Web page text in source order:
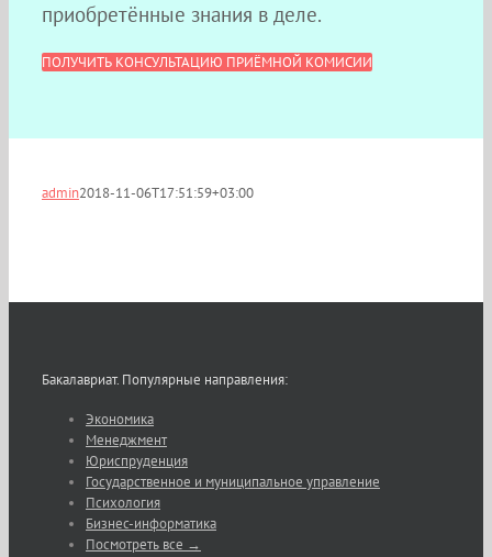
приобретённые знания в деле.
ПОЛУЧИТЬ КОНСУЛЬТАЦИЮ ПРИЁМНОЙ КОМИСИИ
admin2018-11-06T17:51:59+03:00
Бакалавриат. Популярные направления:
Экономика
Менеджмент
Юриспруденция
Государственное и муниципальное управление
Психология
Бизнес-информатика
Посмотреть все →